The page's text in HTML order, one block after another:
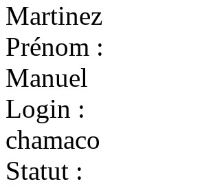
Martinez
Prénom :
Manuel
Login :
chamaco
Statut :